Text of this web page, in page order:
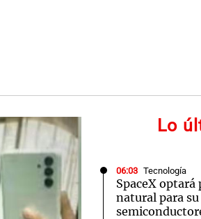
Lo
06:03 Tecnología
SpaceX optará
natural para